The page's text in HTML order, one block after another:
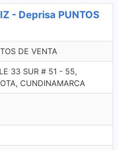
- Deprisa PUNTOS
DE VENTA
33 SUR # 51 - 55,
CUNDINAMARCA